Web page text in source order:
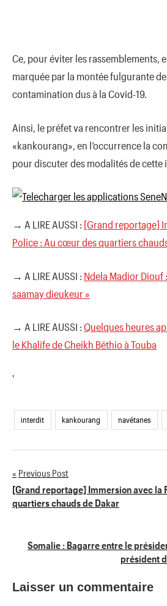
Ce, pour éviter les rassemblements,
marquée par la montée fulgurante
contamination dus à la Covid-19.
Ainsi, le préfet va rencontrer les
«kankourang», en l’occurrence la
pour discuter des modalités de cette
→ A LIRE AUSSI : [Grand reportage]
Police : Au cœur des quartiers
→ A LIRE AUSSI : Ndela Madior Diouf
saamay dieukeur »
→ A LIRE AUSSI : Quelques heures
le Khalife de Cheikh Béthio à Touba
'
interdit kankourang navétanes
Navigation
de
Previous Post
[Grand reportage] Immersion avec la
quartiers chauds de Dakar
Somalie : Bagarre entre le
président
Laisser un commentaire